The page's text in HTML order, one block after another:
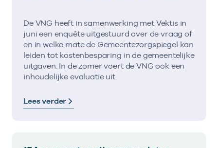
De VNG heeft in samenwerking met Vektis in
juni een enquête uitgestuurd over de vraag of
en in welke mate de Gemeentezorgspiegel kan
leiden tot kostenbesparing in de gemeentelijke
uitgaven. In de zomer voert de VNG ook een
inhoudelijke evaluatie uit.
Lees verder